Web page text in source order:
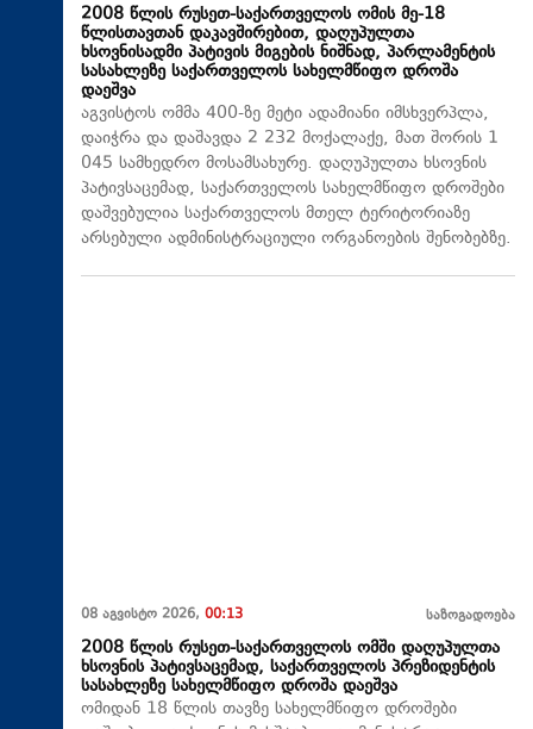
2008 წლის რუსეთ-საქართველოს ომის მე-18
წლისთავთან დაკავშირებით, დაღუპულთა
ხსოვნისადმი პატივის მიგების ნიშნად, პარლამენტის
სასახლეზე საქართველოს სახელმწიფო დროშა
დაეშვა
აგვისტოს ომმა 400-ზე მეტი ადამიანი იმსხვერპლა,
დაიჭრა და დაშავდა 2 232 მოქალაქე, მათ შორის 1
045 სამხედრო მოსამსახურე. დაღუპულთა ხსოვნის
პატივსაცემად, საქართველოს სახელმწიფო დროშები
დაშვებულია საქართველოს მთელ ტერიტორიაზე
არსებული ადმინისტრაციული ორგანოების შენობებზე.
08 აგვისტო 2026, 00:13 საზოგადოება
2008 წლის რუსეთ-საქართველოს ომში დაღუპულთა
ხსოვნის პატივსაცემად, საქართველოს პრეზიდენტის
სასახლეზე სახელმწიფო დროშა დაეშვა
ომიდან 18 წლის თავზე სახელმწიფო დროშები